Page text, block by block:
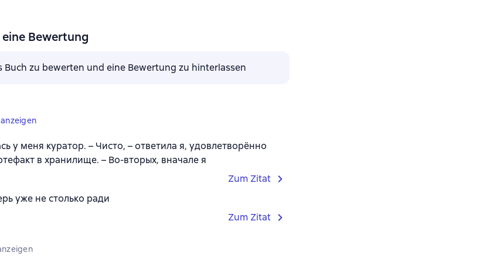
Bewertung
Buch zu bewerten und eine Bewertung zu hinterlassen
у меня куратор. – Чисто, – ответила я, удовлетворённо
в хранилище. – Во-вторых, вначале я
Zum Zitat
уже не столько ради
Zum Zitat